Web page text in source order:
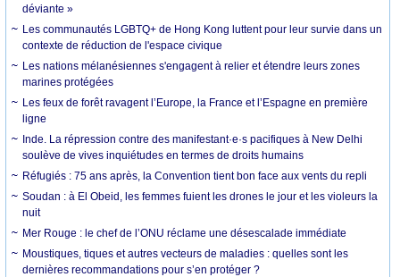
déviante »
Les communautés LGBTQ+ de Hong Kong luttent pour leur survie dans un
contexte de réduction de l'espace civique
Les nations mélanésiennes s'engagent à relier et étendre leurs zones
marines protégées
Les feux de forêt ravagent l’Europe, la France et l’Espagne en première
ligne
Inde. La répression contre des manifestant·e·s pacifiques à New Delhi
soulève de vives inquiétudes en termes de droits humains
Réfugiés : 75 ans après, la Convention tient bon face aux vents du repli
Soudan : à El Obeid, les femmes fuient les drones le jour et les violeurs la
nuit
Mer Rouge : le chef de l’ONU réclame une désescalade immédiate
Moustiques, tiques et autres vecteurs de maladies : quelles sont les
dernières recommandations pour s’en protéger ?